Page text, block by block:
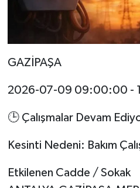
GAZİPAŞA
2026-07-09 09:00:00 -
🕒 Çalışmalar Devam
Kesinti Nedeni: Bakım
Etkilenen Cadde / Sokak